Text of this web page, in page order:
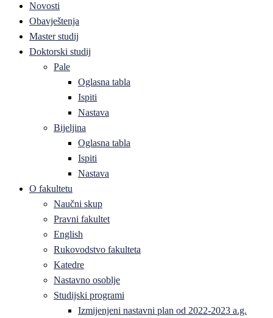
Novosti
Obavještenja
Master studij
Doktorski studij
Pale
Oglasna tabla
Ispiti
Nastava
Bijeljina
Oglasna tabla
Ispiti
Nastava
O fakultetu
Naučni skup
Pravni fakultet
English
Rukovodstvo fakulteta
Katedre
Nastavno osoblje
Studijski programi
Izmijenjeni nastavni plan od 2022-2023 a.g.